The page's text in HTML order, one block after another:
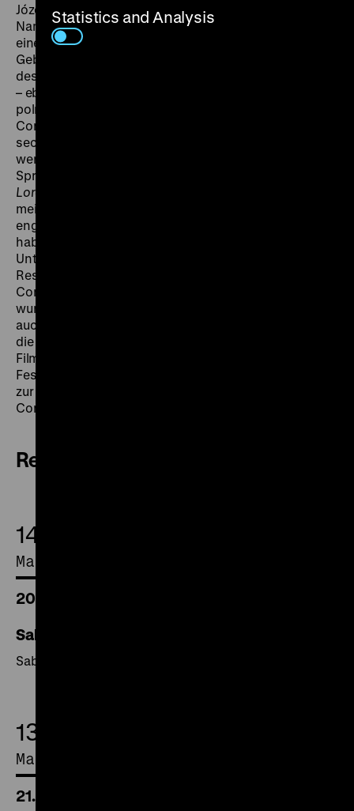
Józef Teodor Konrad Korzeniowski, bekannt unter dem
Namen Joseph Conrad, wird 1857 in Podolien geboren,
einem heute in der Ukraine und Moldau liegenden
Gebiet, das 1793 nach der zweiten Teilung Polens Teil
des Russischen Kaiserreichs wurde. Als sein Vater, der
– ebenfalls Schriftsteller – für die Wiedererlangung der
polnischen Unabhängigkeit kämpft, stirbt, kommt
Conrad in die Obhut eines polnischen Onkels, der dem
sechzehnjährigen Jugendlichen erlaubt, Seemann zu
werden. Erst mit 21 Jahren lernt Conrad die englische
Sprache. Seine Erzählungen und Romane – darunter
Lord Jim
meistgelesenen und meistdiskutierten Werken der
englischen Literatur. Zahlreiche Drehbuchautoren
haben sie für Filmproduktionen genutzt, ein
Unterfangen, das zu ganz unterschiedlichen
Resultaten führte. Unter den Adaptionen, die auf
Conrads Werken fußen oder von diesen inspiriert
wurden, finden sich Filme, die sowohl bei der Kritik wie
auch an der Kinokasse floppten, neben Produktionen,
die als „Meisterwerke“ und „Meilensteine der
Filmgeschichte“ gefeiert werden. Die im Rahmen des
Festivals filmPOLSKA präsentierte Retrospektive lädt
zur überfälligen Zusammenschau unterschiedlicher
Conrad-Adaptionen ein.
Review
14.
May 2017
20.30 Uhr
Sabotage
Sabotage
13.
May 2017
21.00 Uhr
Statistics and Analysis